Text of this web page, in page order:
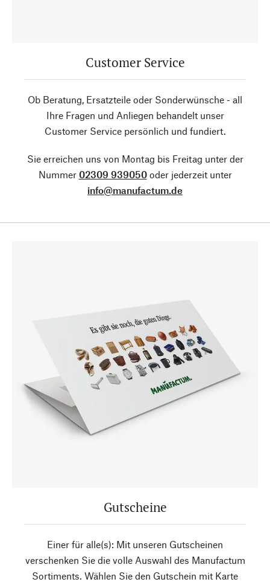
Customer Service
Ob Beratung, Ersatzteile oder Sonderwünsche - all
Ihre Fragen und Anliegen behandelt unser
Customer Service persönlich und fundiert.
Sie erreichen uns von Montag bis Freitag unter der
Nummer 02309 939050oder jederzeit unter
info@manufactum.de
Gutscheine
Einer für alle(s): Mit unseren Gutscheinen
verschenken Sie die volle Auswahl des Manufactum
Sortiments. Wählen Sie den Gutschein mit Karte